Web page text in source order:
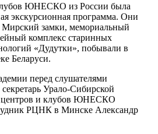
ЮНЕСКО из России была
экскурсионная программа. Они
замки, мемориальный
комплекс старинных
«Дудутки», побывали в
Беларуси.
перед слушателями
Урало-Сибирской
центров и клубов ЮНЕСКО
РЦНК в Минске Александр